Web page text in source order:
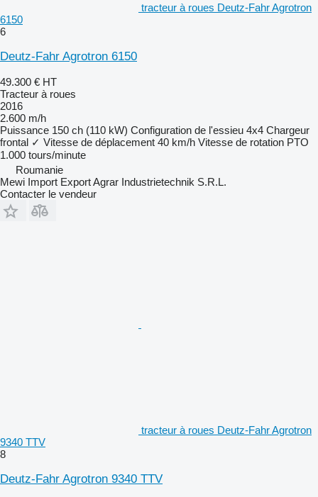
tracteur à roues Deutz-Fahr Agrotron
6150
6
Deutz-Fahr Agrotron 6150
49.300 € HT
Tracteur à roues
2016
2.600 m/h
Puissance 150 ch (110 kW) Configuration de l'essieu 4x4 Chargeur
frontal ✓ Vitesse de déplacement 40 km/h Vitesse de rotation PTO
1.000 tours/minute
Roumanie
Mewi Import Export Agrar Industrietechnik S.R.L.
Contacter le vendeur
tracteur à roues Deutz-Fahr Agrotron
9340 TTV
8
Deutz-Fahr Agrotron 9340 TTV